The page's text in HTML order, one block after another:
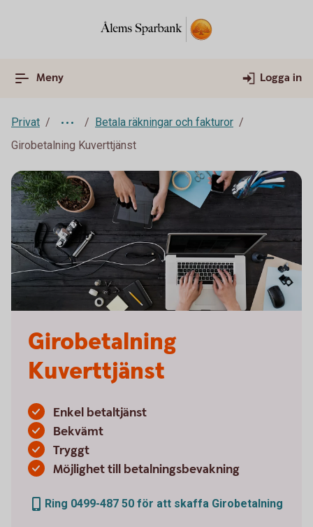
Meny Logga in
Privat
Betala räkningar och fakturor
Girobetalning Kuverttjänst
Girobetalning
Kuverttjänst
Enkel betaltjänst
Bekvämt
Tryggt
Möjlighet till betalningsbevakning
Ring 0499-487 50 för att skaffa Girobetalning